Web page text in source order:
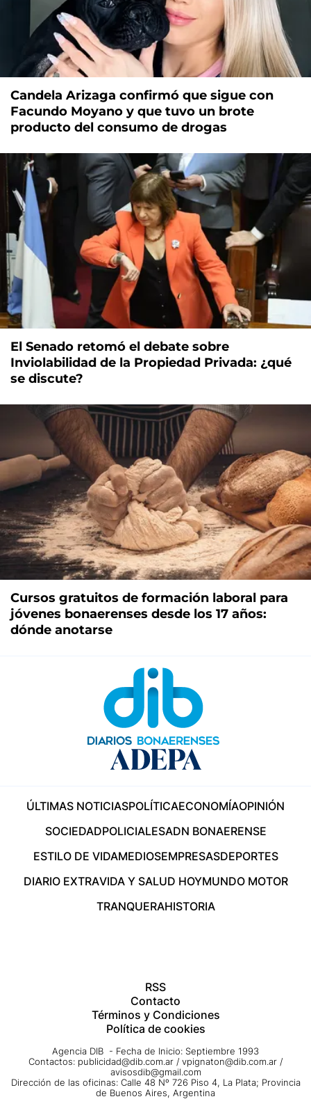
Candela Arizaga confirmó que sigue con
Facundo Moyano y que tuvo un brote
producto del consumo de drogas
El Senado retomó el debate sobre
Inviolabilidad de la Propiedad Privada: ¿qué
se discute?
Cursos gratuitos de formación laboral para
jóvenes bonaerenses desde los 17 años:
dónde anotarse
ÚLTIMAS NOTICIASPOLÍTICAECONOMÍAOPINIÓN
SOCIEDADPOLICIALESADN BONAERENSE
ESTILO DE VIDAMEDIOSEMPRESASDEPORTES
DIARIO EXTRAVIDA Y SALUD HOYMUNDO MOTOR
TRANQUERAHISTORIA
RSS
Contacto
Términos y Condiciones
Política de cookies
Agencia DIB - Fecha de Inicio: Septiembre 1993
Contactos: publicidad@dib.com.ar / vpignaton@dib.com.ar /
avisosdib@gmail.com
Dirección de las oficinas: Calle 48 Nº 726 Piso 4, La Plata; Provincia
de Buenos Aires, Argentina